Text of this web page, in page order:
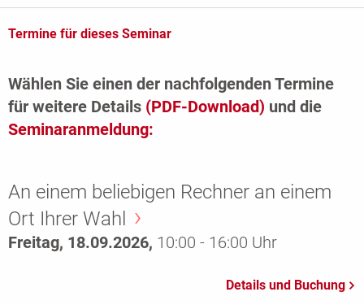
Termine für dieses Seminar
Wählen Sie einen der nachfolgenden Termine
für weitere Details (PDF-Download) und die
Seminaranmeldung:
An einem beliebigen Rechner an einem
Ort Ihrer Wahl
Freitag, 18.09.2026, 10:00 - 16:00 Uhr